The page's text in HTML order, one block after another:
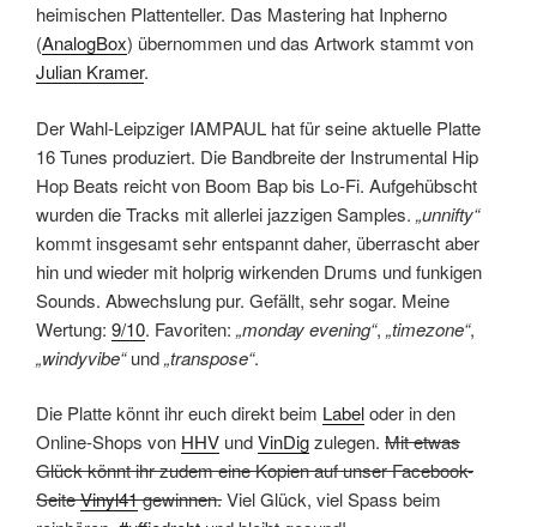
heimischen Plattenteller. Das Mastering hat Inpherno
(AnalogBox) übernommen und das Artwork stammt von
Julian Kramer.
Der Wahl-Leipziger IAMPAUL hat für seine aktuelle Platte
16 Tunes produziert. Die Bandbreite der Instrumental Hip
Hop Beats reicht von Boom Bap bis Lo-Fi. Aufgehübscht
wurden die Tracks mit allerlei jazzigen Samples. „unnifty“
kommt insgesamt sehr entspannt daher, überrascht aber
hin und wieder mit holprig wirkenden Drums und funkigen
Sounds. Abwechslung pur. Gefällt, sehr sogar. Meine
Wertung: 9/10. Favoriten: „monday evening“, „timezone“,
„windyvibe“und„transpose“.
Die Platte könnt ihr euch direkt beim Labeloder in den
Online-Shops von HHV undVinDigzulegen. Mit etwas
Glück könnt ihr zudem eine Kopien auf unser Facebook-
SeiteVinyl41gewinnen.Viel Glück, viel Spass beim